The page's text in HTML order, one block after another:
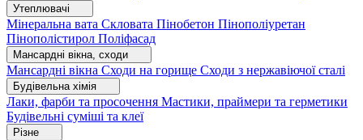
Утеплювачі
Мінеральна вата Скловата Пінобетон Пінополіуретан
Пінополістирол Поліфасад
Мансардні вікна, сходи
Мансардні вікна Сходи на горище Сходи з нержавіючої сталі
Будівельна хімія
Лаки, фарби та просочення Мастики, праймери та герметики
Будівельні суміші та клеї
Різне